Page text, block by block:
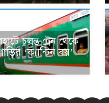
চলন্ত ট্রেন থেকে
‘ক্যান্টিন বয়’